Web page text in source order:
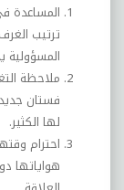
المساعدة
ترتيب
ملاحظة
فستان
لها الكثير.
احترام
هواياتها